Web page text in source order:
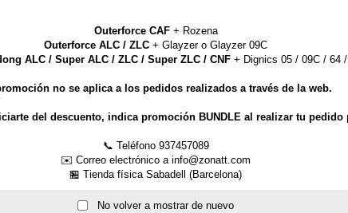
EUROS m2
protección del
garantizar eficazmente la
antigrietas y con una baja
(*) Este artículo no admite
) Los envíos de este artículo a
Palmas, Santa Cruz de Tenerife,
para poder calcular los gastos de
Outerforce CAF+ Rozena
Outerforce ALC / ZLC + Glayzer o Glayzer 09C
ALC / Super ALC / ZLC / Super ZLC / CNF + Dignics 05 / 09C / 64
no se aplica a los pedidos realizados a través de la web.
del descuento, indica promoción BUNDLE al realizar tu pedido
📞 Teléfono 937457089
✉️ Correo electrónico a info@zonatt.com
🏪 Tienda física Sabadell (Barcelona)
No volver a mostrar de nuevo